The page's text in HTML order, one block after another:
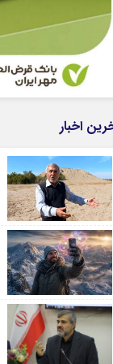
اخبار